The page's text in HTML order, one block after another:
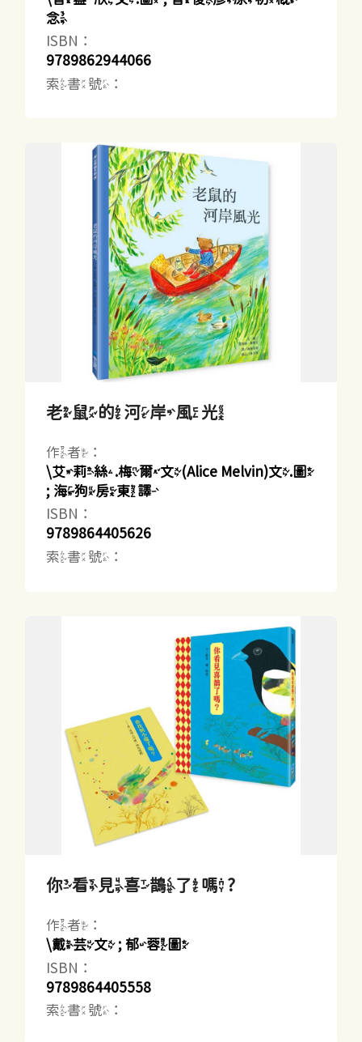
念
ISBN：
9789862944066
索書號：
老鼠的河岸風光
作者：
\艾莉絲.梅爾文(Alice Melvin)文.圖
; 海狗房東譯
ISBN：
9789864405626
索書號：
你看見喜鵲了嗎?
作者：
\戴芸文 ; 郁蓉圖
ISBN：
9789864405558
索書號：